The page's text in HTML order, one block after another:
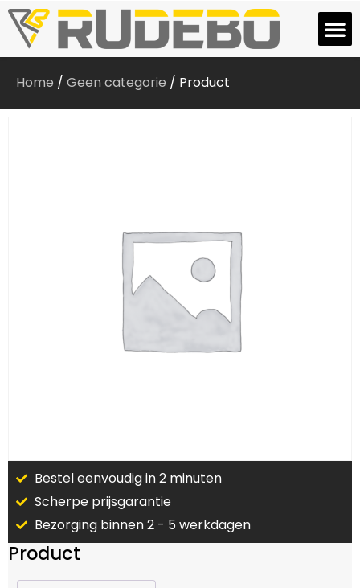
Home / Geen categorie / Product
Bestel eenvoudig in 2 minuten
Scherpe prijsgarantie
Bezorging binnen 2 - 5 werkdagen
Product